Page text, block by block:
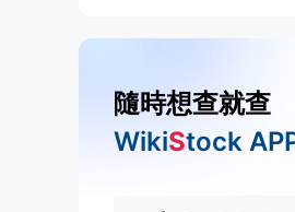
隨時想查就查
WikiStock